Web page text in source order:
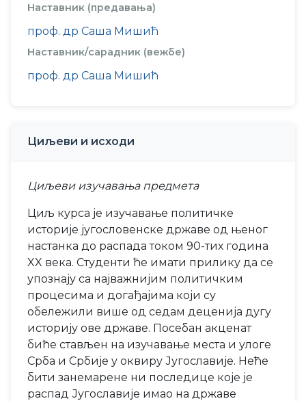
Наставник (предавања)
проф. др Саша Мишић
Наставник/сарадник (вежбе)
проф. др Саша Мишић
Циљеви и исходи
Циљеви изучавања предмета
Циљ курса је изучавање политичке
историје југословенске државе од њеног
настанка до распада током 90-тих година
XX века. Студенти ће имати прилику да се
упознају са најважнијим политичким
процесима и догађајима који су
обележили више од седам деценија дугу
историју ове државе. Посебан акценат
биће стављен на изучавање места и улоге
Срба и Србије у оквиру Југославије. Неће
бити занемарене ни последице које је
распад Југославије имао на државе